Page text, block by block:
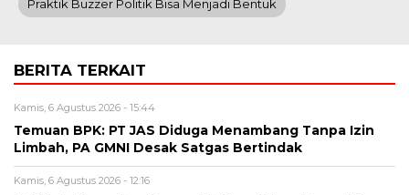
Praktik Buzzer Politik Bisa Menjadi Bentuk
BERITA TERKAIT
Kamis, 6 Agustus 2026 - 15:44
Temuan BPK: PT JAS Diduga Menambang Tanpa Izin
Limbah, PA GMNI Desak Satgas Bertindak
Kamis, 6 Agustus 2026 - 12:16